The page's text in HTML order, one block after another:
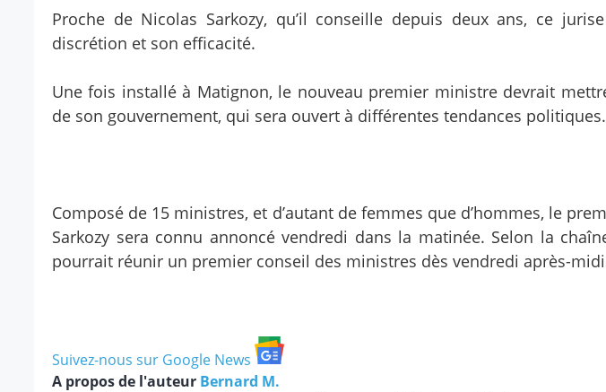
Proche de Nicolas Sarkozy, qu’il conseille depuis deux ans, ce
discrétion et son efficacité.
Une fois installé à Matignon, le nouveau premier ministre devrait
de son gouvernement, qui sera ouvert à différentes tendances politiques.
Composé de 15 ministres, et d’autant de femmes que d’hommes, le
Sarkozy sera connu annoncé vendredi dans la matinée. Selon la
pourrait réunir un premier conseil des ministres dès vendredi après-
Suivez-nous sur Google News
A propos de l'auteur Bernard M.